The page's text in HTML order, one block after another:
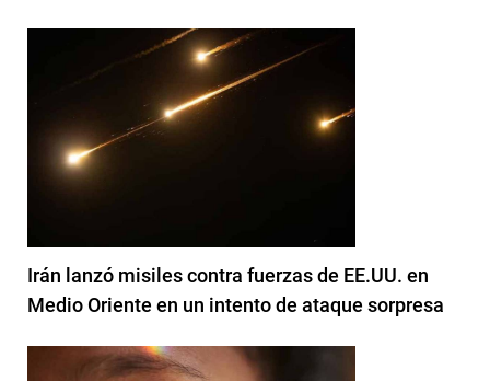
Irán lanzó misiles contra fuerzas de EE.UU. en
Medio Oriente en un intento de ataque sorpresa